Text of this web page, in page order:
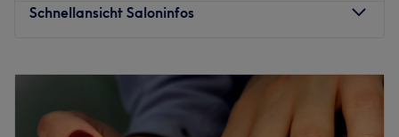
Schnellansicht Saloninfos
19:00
Donnerstag
09:00
19:00